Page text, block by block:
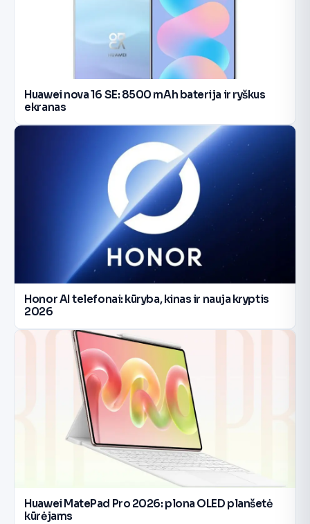
Huawei nova 16 SE: 8500 mAh baterija ir ryškus
ekranas
Honor AI telefonai: kūryba, kinas ir nauja kryptis
2026
Huawei MatePad Pro 2026: plona OLED planšetė
kūrėjams